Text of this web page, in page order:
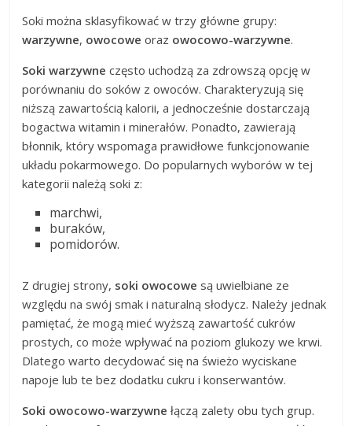
Soki można sklasyfikować w trzy główne grupy:
warzywne, owocowe oraz owocowo-warzywne.
Soki warzywne często uchodzą za zdrowszą opcję w
porównaniu do soków z owoców. Charakteryzują się
niższą zawartością kalorii, a jednocześnie dostarczają
bogactwa witamin i minerałów. Ponadto, zawierają
błonnik, który wspomaga prawidłowe funkcjonowanie
układu pokarmowego. Do popularnych wyborów w tej
kategorii należą soki z:
marchwi,
buraków,
pomidorów.
Z drugiej strony, soki owocowe są uwielbiane ze
względu na swój smak i naturalną słodycz. Należy jednak
pamiętać, że mogą mieć wyższą zawartość cukrów
prostych, co może wpływać na poziom glukozy we krwi.
Dlatego warto decydować się na świeżo wyciskane
napoje lub te bez dodatku cukru i konserwantów.
Soki owocowo-warzywne łączą zalety obu tych grup.